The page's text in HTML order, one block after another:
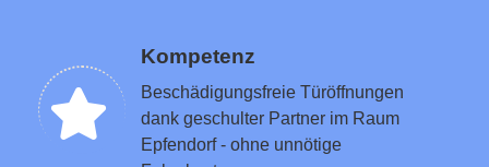
Kompetenz
Beschädigungsfreie Türöffnungen
dank geschulter Partner im Raum
Epfendorf - ohne unnötige